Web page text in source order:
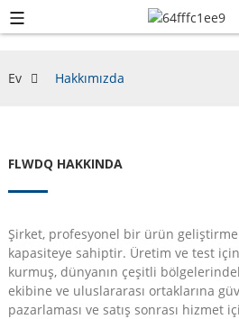
Ev Hakkımızda
FLWDQ HAKKINDA
Şirket, profesyonel bir ürün
kapasiteye sahiptir. Üretim ve test
kurmuş, dünyanın çeşitli
ekibine ve uluslararası ortaklarına
pazarlaması ve satış sonrası hizmet